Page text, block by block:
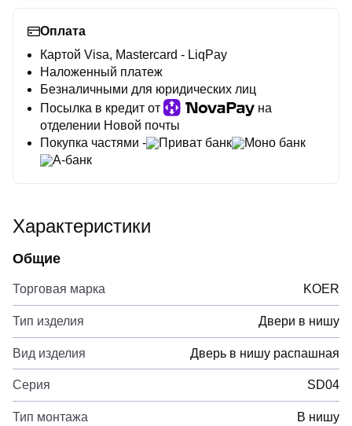
Оплата
Картой Visa, Mastercard - LiqPay
Наложенный платеж
Безналичными для юридических лиц
Посылка в кредит от
на
отделении Новой почты
Покупка частями -
Приват банк
Моно банк
А-банк
Характеристики
Общие
Торговая марка KOER
Тип изделия Двери в нишу
Вид изделия Дверь в нишу распашная
Серия SD04
Тип монтажа В нишу